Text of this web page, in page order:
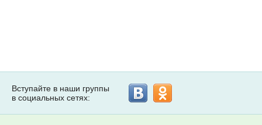
Вступайте в наши группы
в социальных сетях: